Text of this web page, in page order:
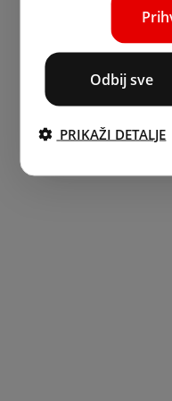
Odbij sve
PRIKAŽI DETALJE